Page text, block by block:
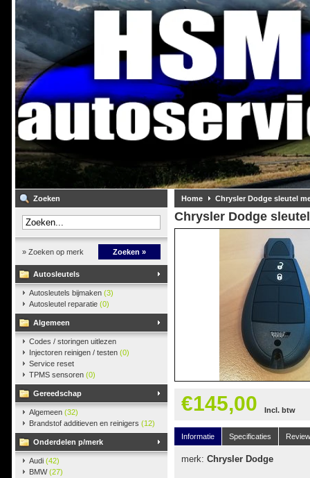
Zoeken
» Zoeken op merk Zoeken »
Autosleutels
Autosleutels bijmaken (3)
Autosleutel reparatie (0)
Algemeen
Codes / storingen uitlezen
Injectoren reinigen / testen (0)
Service reset
TPMS sensoren (0)
Gereedschap
Algemeen (32)
Brandstof additieven en reinigers (12)
Onderdelen p/merk
Audi (42)
BMW(27)
Home Chrysler Dodge sleutel
Chrysler Dodge
€145,00 Incl. btw
Informatie Specificaties
merk: Chrysler Dodge